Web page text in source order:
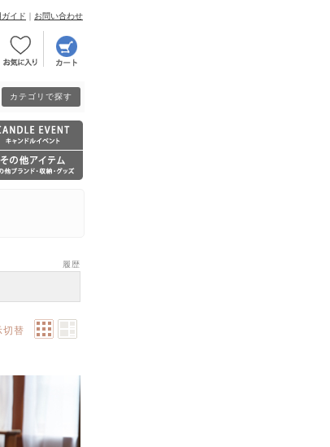
ガイド ｜ お問い合わせ
カテゴリで探す
履歴
切替